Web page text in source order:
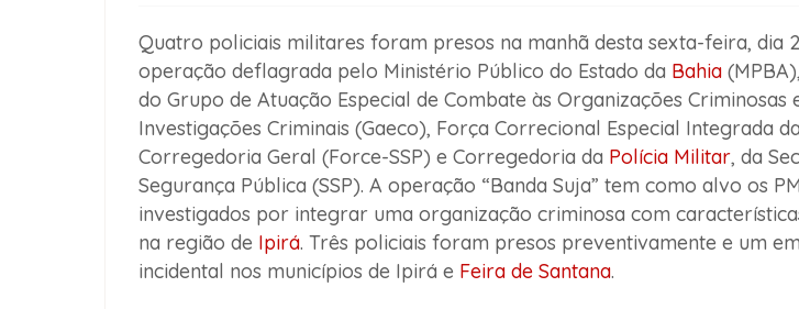
Quatro policiais militares foram presos na manhã desta sexta-feira, dia
operação deflagrada pelo Ministério Público do Estado da Bahia
do Grupo de Atuação Especial de Combate às Organizações Criminosas
Investigações Criminais (Gaeco), Força Correcional Especial Integrada da
Corregedoria Geral (Force-SSP) e Corregedoria da Polícia Militar, da
Segurança Pública (SSP). A operação “Banda Suja” tem como alvo os
investigados por integrar uma organização criminosa com
na região de Ipirá. Três policiais foram presos preventivamente e um
incidental nos municípios de Ipirá e Feira de Santana.